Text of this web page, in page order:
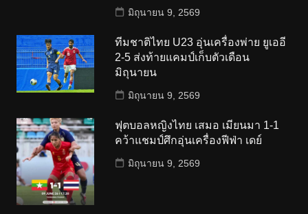
มิถุนายน 9, 2569
ทีมชาติไทย U23 อุ่นเครื่องพ่าย ยูเออี
2-5 ส่งท้ายแคมป์เก็บตัวเดือน
มิถุนายน
มิถุนายน 9, 2569
ฟุตบอลหญิงไทย เสมอ เมียนมา 1-1
คว้าแชมป์ศึกอุ่นเครื่องฟีฟ่า เดย์
มิถุนายน 9, 2569